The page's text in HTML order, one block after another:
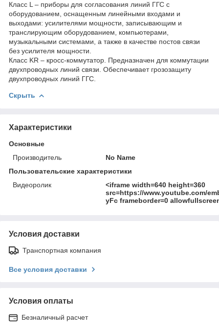
Класс L – приборы для согласования линий ГГС с
оборудованием, оснащенным линейными входами и
выходами: усилителями мощности, записывающим и
транслирующим оборудованием, компьютерами,
музыкальными системами, а также в качестве постов связи
без усилителя мощности.
Класс KR – кросс-коммутатор. Предназначен для коммутации
двухпроводных линий связи. Обеспечивает грозозащиту
двухпроводных линий ГГС.
Скрыть
Характеристики
Основные
Производитель
No Name
Пользовательские характеристики
Видеоролик
<iframe width=640 height=360
src=https://www.youtube.com/
yFc frameborder=0
Условия доставки
Транспортная компания
Все условия доставки
Условия оплаты
Безналичный расчет